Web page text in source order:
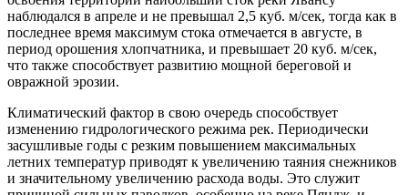
наблюдался в апреле и не превышал 2,5 куб. м/сек, тогда как в
последнее время максимум стока отмечается в августе, в
период орошения хлопчатника, и превышает 20 куб. м/сек,
что также способствует развитию мощной береговой и
овражной эрозии.
Климатический фактор в свою очередь способствует
изменению гидрологического режима рек. Периодически
засушливые годы с резким повышением максимальных
летних температур приводят к увеличению таяния снежников
и значительному увеличению расхода воды. Это служит